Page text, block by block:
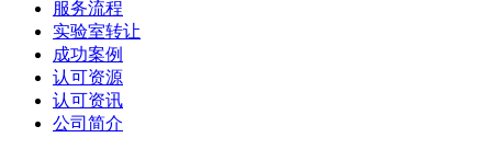
服务流程
实验室转让
成功案例
认可资源
认可资讯
公司简介